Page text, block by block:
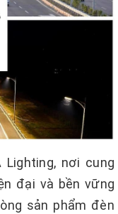
nơi cung
đại và bền vững
sản phẩm đèn